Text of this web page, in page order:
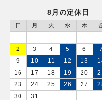
8月の定休日
日 月 火 水 木
2
3 4 5 6 7
9
10 11 12 13
16
17 18 19 20
23
24 25 26 27
30
31